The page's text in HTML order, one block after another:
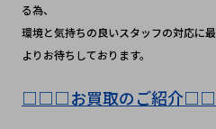
る為、
環境と気持ちの良いスタッフの対応に
よりお待ちしております。
□□□お買取のご紹介